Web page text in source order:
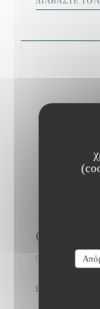
01/03/2017
Le Bistrot du